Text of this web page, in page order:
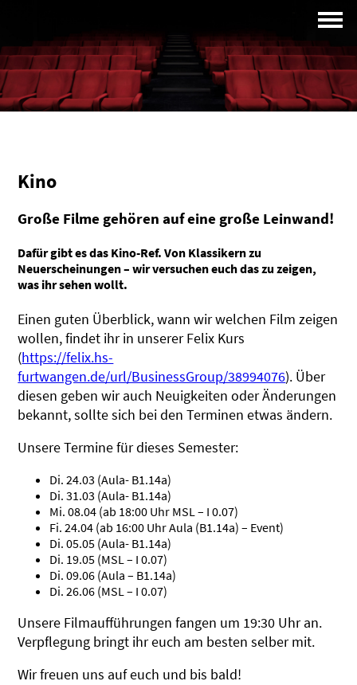
Profil
Kino
Große Filme gehören auf eine große Leinwand!
Dafür gibt es das Kino-Ref. Von Klassikern zu
Neuerscheinungen – wir versuchen euch das zu zeigen,
was ihr sehen wollt.
Einen guten Überblick, wann wir welchen Film zeigen
wollen, findet ihr in unserer Felix Kurs
(https://felix.hs-
furtwangen.de/url/BusinessGroup/38994076). Über
diesen geben wir auch Neuigkeiten oder Änderungen
bekannt, sollte sich bei den Terminen etwas ändern.
Unsere Termine für dieses Semester:
Di. 24.03 (Aula- B1.14a)
Di. 31.03 (Aula- B1.14a)
Mi. 08.04 (ab 18:00 Uhr MSL – I 0.07)
Fi. 24.04 (ab 16:00 Uhr Aula (B1.14a) – Event)
Di. 05.05 (Aula- B1.14a)
Di. 19.05 (MSL – I 0.07)
Di. 09.06 (Aula – B1.14a)
Di. 26.06 (MSL – I 0.07)
Unsere Filmaufführungen fangen um 19:30 Uhr an.
Verpflegung bringt ihr euch am besten selber mit.
Wir freuen uns auf euch und bis bald!